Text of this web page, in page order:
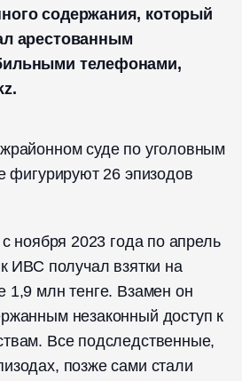
содержания, который
арестованным
телефонами,
суде по уголовным
фигурируют 26 эпизодов
ноября 2023 года по апрель
ИВС получал взятки на
млн тенге. Взамен он
незаконный доступ к
Все подследственные,
позже сами стали